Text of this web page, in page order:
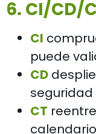
6. CI/CD/
CI
puede
CD
CT